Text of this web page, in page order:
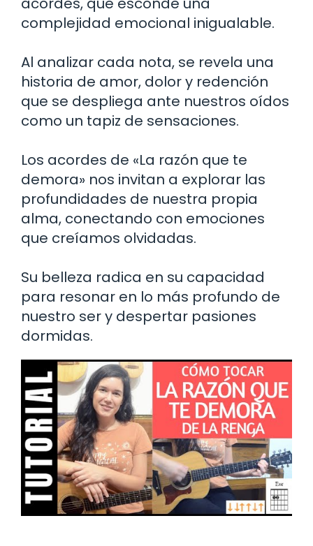
complejidad emocional inigualable.
Al analizar cada nota, se revela una
historia de amor, dolor y redención
que se despliega ante nuestros oídos
como un tapiz de sensaciones.
Los acordes de «La razón que te
demora» nos invitan a explorar las
profundidades de nuestra propia
alma, conectando con emociones
que creíamos olvidadas.
Su belleza radica en su capacidad
para resonar en lo más profundo de
nuestro ser y despertar pasiones
dormidas.